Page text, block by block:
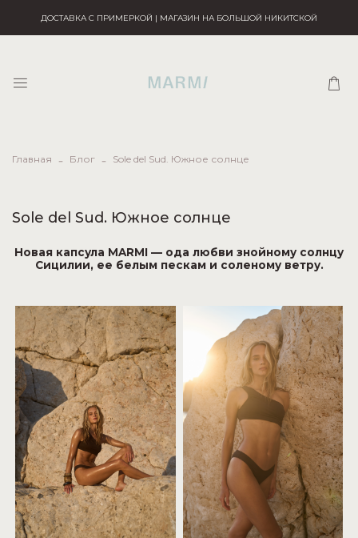
ДОСТАВКА С ПРИМЕРКОЙ | МАГАЗИН НА БОЛЬШОЙ НИКИТСКОЙ
Главная Блог Sole del Sud. Южное солнце
Sole del Sud. Южное солнце
Новая капсула MARMI — ода любви знойному солнцу
Сицилии, ее белым пескам и соленому ветру.